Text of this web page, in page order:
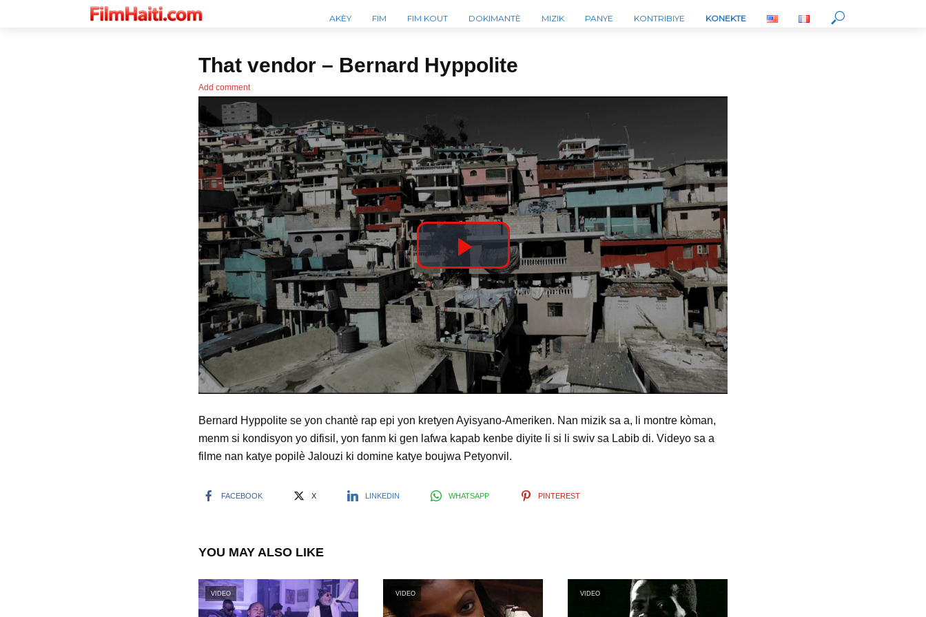
AKÈY FIM FIM KOUT DOKIMANTÈ MIZIK PANYE KONTRIBIYE KONEKTE
That vendor – Bernard Hyppolite
Add comment
P
l
a
y
V
i
e
Bernard Hyppolite se yon chantè rap epi yon kretyen Ayisyano-Ameriken. Nan mizik sa a, li montre kòman,
menm si kondisyon yo difisil, yon fanm ki gen lafwa kapab kenbe diyite li si li swiv sa Labib di. Videyo sa a
filme nan katye popilè Jalouzi ki domine katye boujwa Petyonvil.
FACEBOOK X LINKEDIN WHATSAPP PINTEREST
YOU MAY ALSO LIKE
VIDEO VIDEO VIDEO